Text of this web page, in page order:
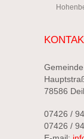
78586
07426 /
07426 /